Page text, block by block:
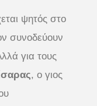
ψητός στο
συνοδεύουν
για τους
, ο γιος